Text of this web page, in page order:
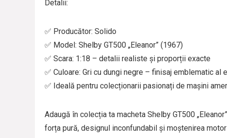
Detalii:
✅ Producător: Solido
✅ Model: Shelby GT500 „Eleanor” (1967)
✅ Scara: 1:18 – detalii realiste și proporții exacte
✅ Culoare: Gri cu dungi negre – finisaj emblematic al
✅ Ideală pentru colecționarii pasionați de mașini
Adaugă în colecția ta macheta Shelby GT500
forța pură, designul inconfundabil și moștenirea